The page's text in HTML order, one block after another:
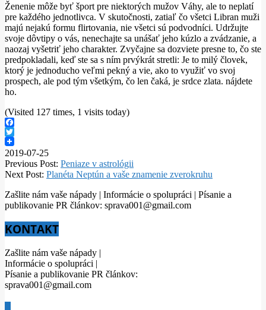
Ženenie môže byť šport pre niektorých mužov Váhy, ale to neplatí
pre každého jednotlivca. V skutočnosti, zatiaľ čo všetci Libran muži
majú nejakú formu flirtovania, nie všetci sú podvodníci. Udržujte
svoje dôvtipy o vás, nenechajte sa unášať jeho kúzlo a zvádzanie, a
naozaj vyšetriť jeho charakter. Zvyčajne sa dozviete presne to, čo ste
predpokladali, keď ste sa s ním prvýkrát stretli: Je to milý človek,
ktorý je jednoducho veľmi pekný a vie, ako to využiť vo svoj
prospech, ale pod tým všetkým, čo len čaká, je srdce zlata. nájdete
ho.
(Visited 127 times, 1 visits today)
Facebook
Twitter
2019-07-25
Previous Post: Peniaze v astrológii
Next Post: Planéta Neptún a vaše znamenie zverokruhu
Zašlite nám vaše nápady | Informácie o spolupráci | Písanie a
publikovanie PR článkov: sprava001@gmail.com
KONTAKT
Zašlite nám vaše nápady |
Informácie o spolupráci |
Písanie a publikovanie PR článkov:
sprava001@gmail.com